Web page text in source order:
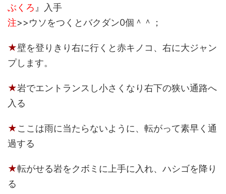
ぶくろ 』入手
注>>ウソをつくとバクダン0個＾＾；
★壁を登りきり右に行くと赤キノコ、右に大ジャン
プします。
★岩でエントランスし小さくなり右下の狭い通路へ
入る
★ここは雨に当たらないように、転がって素早く通
過する
★転がせる岩をクボミに上手に入れ、ハシゴを降り
る